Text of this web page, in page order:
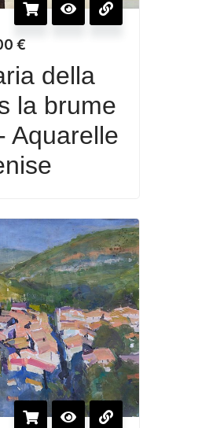
€
della
la brume
Aquarelle